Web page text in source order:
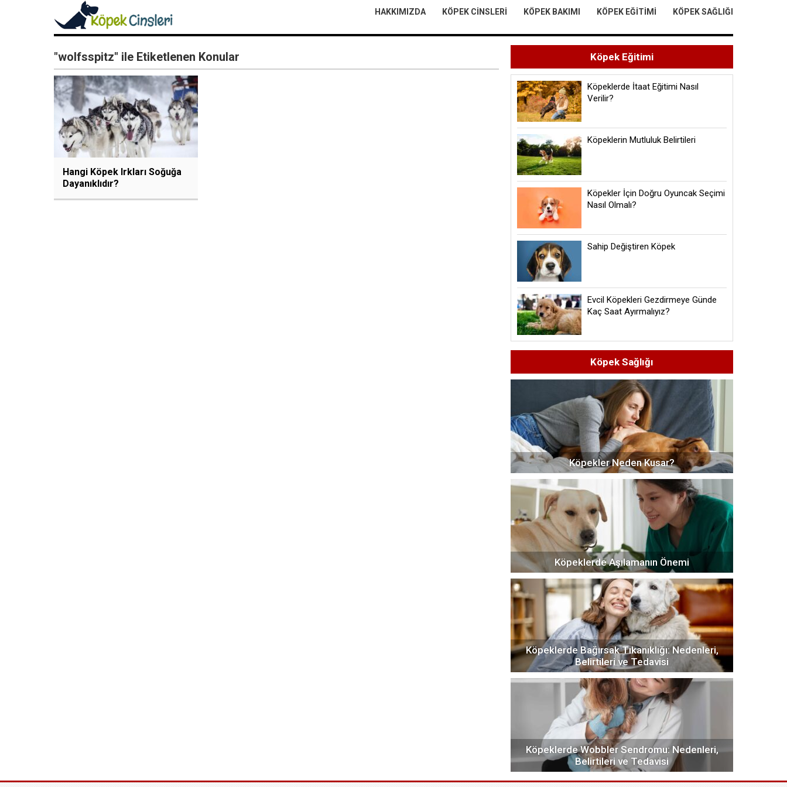
HAKKIMIZDA KÖPEK CINSLERI KÖPEK BAKIMI KÖPEK EĞITIMI KÖPEK SAĞLIĞI
"wolfsspitz" ile Etiketlenen Konular
Hangi Köpek Irkları Soğuğa
Dayanıklıdır?
Köpek Eğitimi
Köpeklerde İtaat Eğitimi Nasıl
Verilir?
Köpeklerin Mutluluk Belirtileri
Köpekler İçin Doğru Oyuncak Seçimi
Nasıl Olmalı?
Sahip Değiştiren Köpek
Evcil Köpekleri Gezdirmeye Günde
Kaç Saat Ayırmalıyız?
Köpek Sağlığı
Köpekler Neden Kusar?
Köpeklerde Aşılamanın Önemi
Köpeklerde Bağırsak Tıkanıklığı: Nedenleri,
Belirtileri ve Tedavisi
Köpeklerde Wobbler Sendromu: Nedenleri,
Belirtileri ve Tedavisi